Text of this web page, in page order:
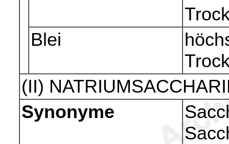
Blei
(II)
Synonyme